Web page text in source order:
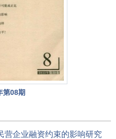
第08期
营企业融资约束的影响研究